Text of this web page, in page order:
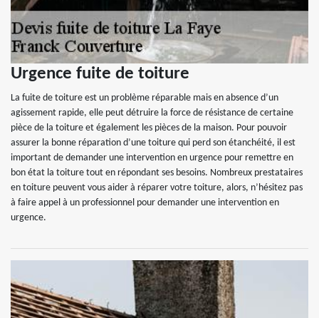
Urgence fuite de toiture
La fuite de toiture est un problème réparable mais en absence d’un
agissement rapide, elle peut détruire la force de résistance de certaine
pièce de la toiture et également les pièces de la maison. Pour pouvoir
assurer la bonne réparation d’une toiture qui perd son étanchéité, il est
important de demander une intervention en urgence pour remettre en
bon état la toiture tout en répondant ses besoins. Nombreux prestataires
en toiture peuvent vous aider à réparer votre toiture, alors, n’hésitez pas
à faire appel à un professionnel pour demander une intervention en
urgence.